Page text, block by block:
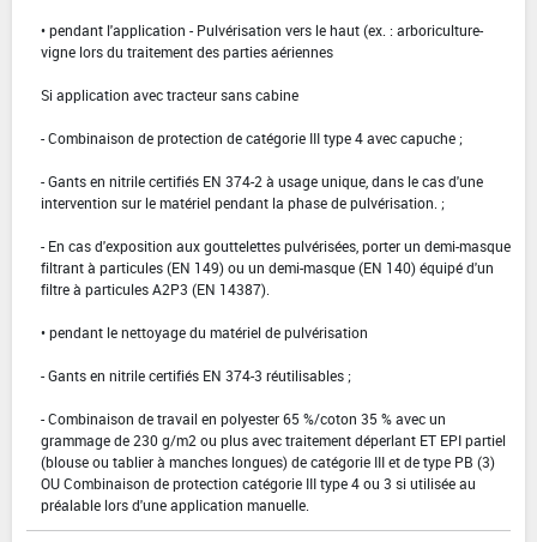
• pendant l'application - Pulvérisation vers le haut (ex. : arboriculture-
vigne lors du traitement des parties aériennes
Si application avec tracteur sans cabine
- Combinaison de protection de catégorie III type 4 avec capuche ;
- Gants en nitrile certifiés EN 374-2 à usage unique, dans le cas d'une
intervention sur le matériel pendant la phase de pulvérisation. ;
- En cas d'exposition aux gouttelettes pulvérisées, porter un demi-masque
filtrant à particules (EN 149) ou un demi-masque (EN 140) équipé d'un
filtre à particules A2P3 (EN 14387).
• pendant le nettoyage du matériel de pulvérisation
- Gants en nitrile certifiés EN 374-3 réutilisables ;
- Combinaison de travail en polyester 65 %/coton 35 % avec un
grammage de 230 g/m2 ou plus avec traitement déperlant ET EPI partiel
(blouse ou tablier à manches longues) de catégorie III et de type PB (3)
OU Combinaison de protection catégorie III type 4 ou 3 si utilisée au
préalable lors d'une application manuelle.